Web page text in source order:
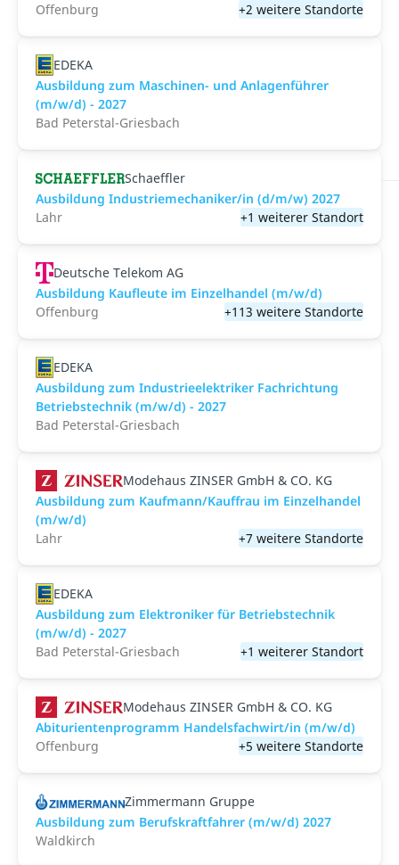
Offenburg
+2 weitere Standorte
EDEKA
Ausbildung zum Maschinen- und Anlagenführer
(m/w/d) - 2027
Bad Peterstal-Griesbach
Schaeffler
Ausbildung Industriemechaniker/in (d/m/w) 2027
Lahr
+1 weiterer Standort
Deutsche Telekom AG
Ausbildung Kaufleute im Einzelhandel (m/w/d)
Offenburg
+113 weitere Standorte
EDEKA
Ausbildung zum Industrieelektriker Fachrichtung
Betriebstechnik (m/w/d) - 2027
Bad Peterstal-Griesbach
Modehaus ZINSER GmbH & CO. KG
Ausbildung zum Kaufmann/Kauffrau im Einzelhandel
(m/w/d)
Lahr
+7 weitere Standorte
EDEKA
Ausbildung zum Elektroniker für Betriebstechnik
(m/w/d) - 2027
Bad Peterstal-Griesbach
+1 weiterer Standort
Modehaus ZINSER GmbH & CO. KG
Abiturientenprogramm Handelsfachwirt/in (m/w/d)
Offenburg
+5 weitere Standorte
Zimmermann Gruppe
Ausbildung zum Berufskraftfahrer (m/w/d) 2027
Waldkirch